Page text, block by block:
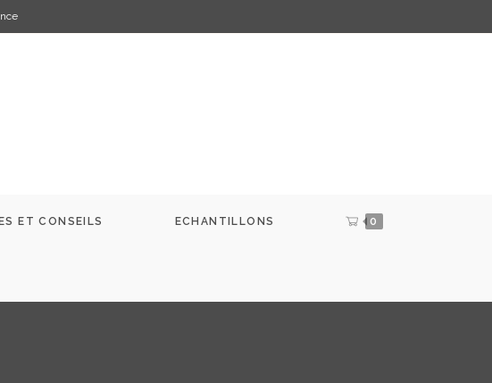
ET CONSEILS ECHANTILLONS 0